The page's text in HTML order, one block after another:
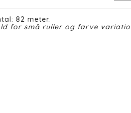
82 meter.
for små ruller og farve